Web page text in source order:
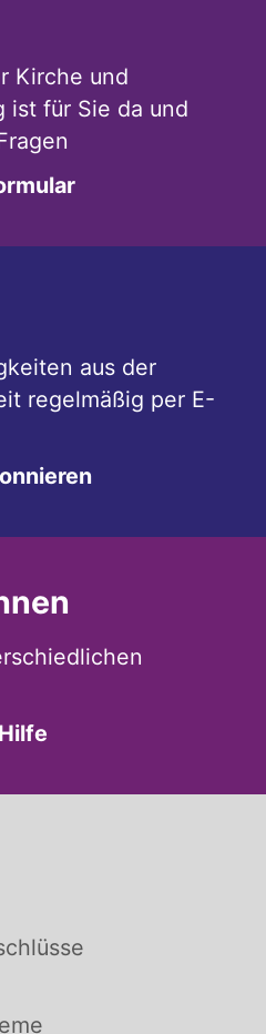
Kirche und
ist für Sie da und
aus der
regelmäßig per E-